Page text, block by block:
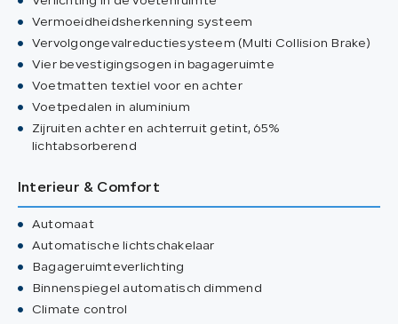
Vermoeidheidsherkenning systeem
Vervolgongevalreductiesysteem (Multi Collision Brake)
Vier bevestigingsogen in bagageruimte
Voetmatten textiel voor en achter
Voetpedalen in aluminium
Zijruiten achter en achterruit getint, 65%
lichtabsorberend
Interieur & Comfort
Automaat
Automatische lichtschakelaar
Bagageruimteverlichting
Binnenspiegel automatisch dimmend
Climate control